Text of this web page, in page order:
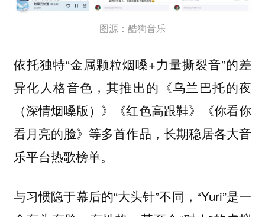
图源：酷狗音乐
依托独特“金属颗粒烟嗓+力量撕裂音”的差
异化人格音色，其推出的《乌兰巴托的夜
（深情烟嗓版）》《红色高跟鞋》《你看你
看月亮的脸》等多首作品，长期稳居各大音
乐平台热歌榜单。
与习惯隐于幕后的“大头针”不同，“Yuri”是一